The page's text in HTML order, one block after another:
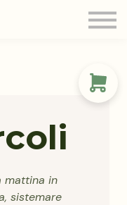
mattina in
sistemare